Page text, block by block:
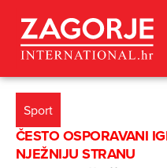
Sport
ČESTO OSPORAVANI
NJEŽNIJU STRANU